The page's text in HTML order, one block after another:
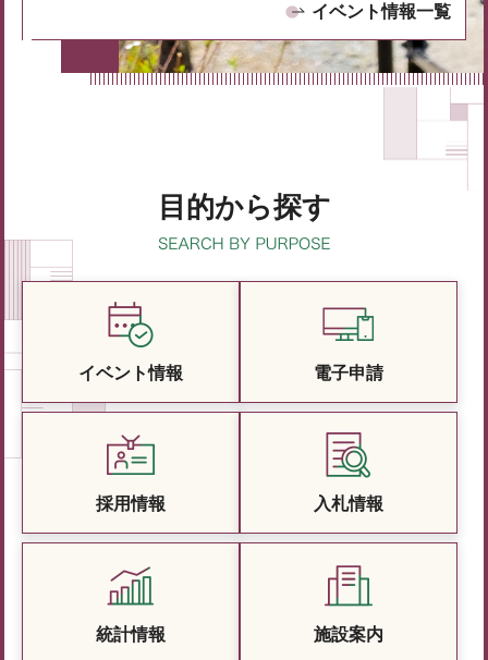
イベント情報一覧
目的から探す
イベント情報 電子申請
採用情報 入札情報
統計情報 施設案内